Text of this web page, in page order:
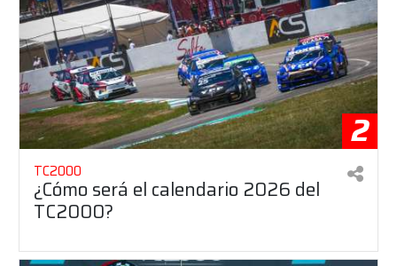
2
TC2000
¿Cómo será el calendario 2026 del
TC2000?